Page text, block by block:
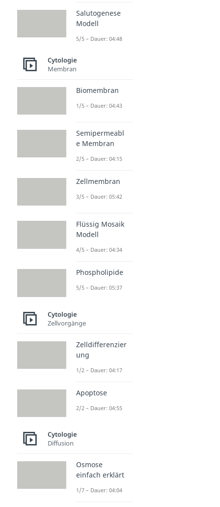
Salutogenese
Modell
5/5 – Dauer: 04:48
Cytologie
Membran
Biomembran
1/5 – Dauer: 04:43
Semipermeabl
e Membran
2/5 – Dauer: 04:15
Zellmembran
3/5 – Dauer: 05:42
Flüssig Mosaik
Modell
4/5 – Dauer: 04:34
Phospholipide
5/5 – Dauer: 05:37
Cytologie
Zellvorgänge
Zelldifferenzier
ung
1/2 – Dauer: 04:17
Apoptose
2/2 – Dauer: 04:55
Cytologie
Diffusion
Osmose
einfach erklärt
1/7 – Dauer: 04:04